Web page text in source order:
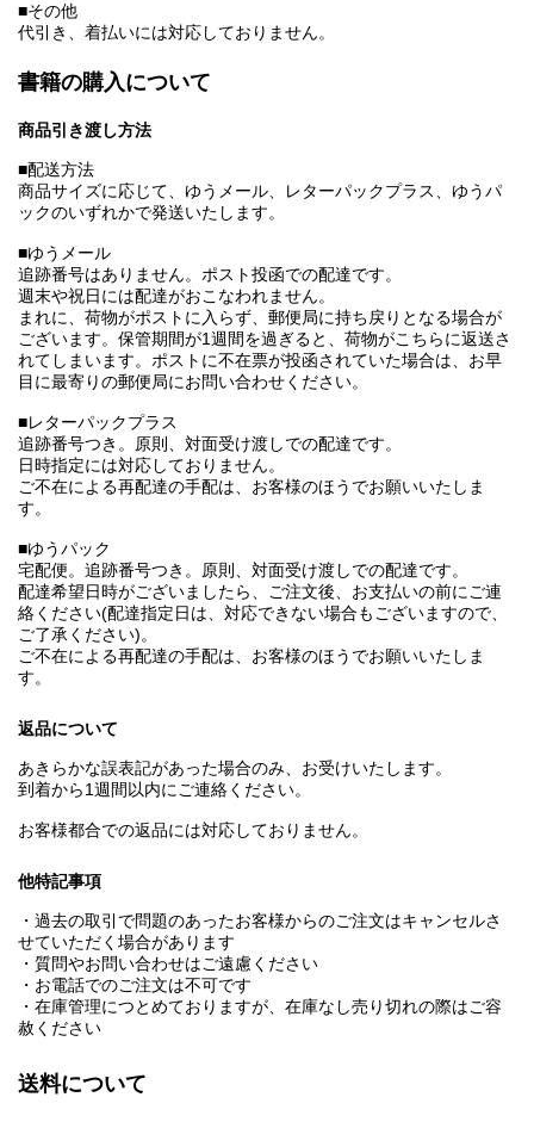
■その他
代引き、着払いには対応しておりません。
書籍の購入について
商品引き渡し方法
■配送方法
商品サイズに応じて、ゆうメール、レターパックプラス、ゆうパ
ックのいずれかで発送いたします。
■ゆうメール
追跡番号はありません。ポスト投函での配達です。
週末や祝日には配達がおこなわれません。
まれに、荷物がポストに入らず、郵便局に持ち戻りとなる場合が
ございます。保管期間が1週間を過ぎると、荷物がこちらに返送さ
れてしまいます。ポストに不在票が投函されていた場合は、お早
目に最寄りの郵便局にお問い合わせください。
■レターパックプラス
追跡番号つき。原則、対面受け渡しでの配達です。
日時指定には対応しておりません。
ご不在による再配達の手配は、お客様のほうでお願いいたしま
す。
■ゆうパック
宅配便。追跡番号つき。原則、対面受け渡しでの配達です。
配達希望日時がございましたら、ご注文後、お支払いの前にご連
絡ください(配達指定日は、対応できない場合もございますので、
ご了承ください)。
ご不在による再配達の手配は、お客様のほうでお願いいたしま
す。
返品について
あきらかな誤表記があった場合のみ、お受けいたします。
到着から1週間以内にご連絡ください。
お客様都合での返品には対応しておりません。
他特記事項
・過去の取引で問題のあったお客様からのご注文はキャンセルさ
せていただく場合があります
・質問やお問い合わせはご遠慮ください
・お電話でのご注文は不可です
・在庫管理につとめておりますが、在庫なし売り切れの際はご容
赦ください
送料について